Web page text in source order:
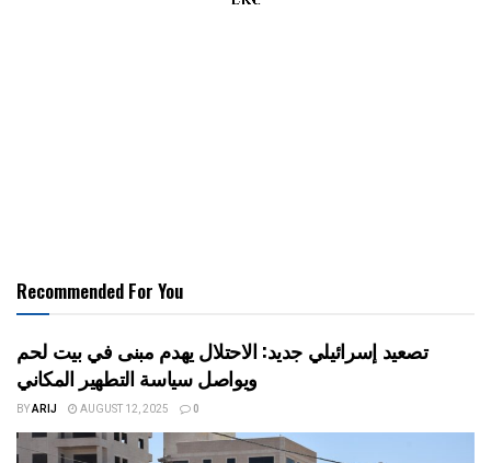
Recommended For You
تصعيد إسرائيلي جديد: الاحتلال يهدم مبنى في بيت لحم
ويواصل سياسة التطهير المكاني
BYARIJ AUGUST 12, 2025 0